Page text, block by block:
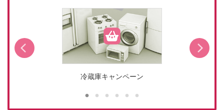
冷蔵庫キャンペーン